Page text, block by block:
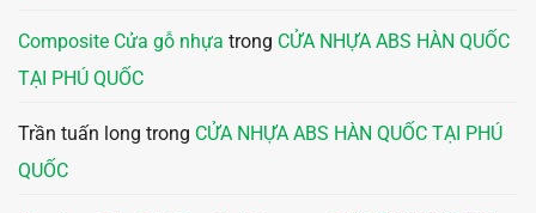
Composite Cửa gỗ nhựa trong CỬA NHỰA ABS HÀN QUỐC
TẠI PHÚ QUỐC
Trần tuấn long trong CỬA NHỰA ABS HÀN QUỐC TẠI PHÚ
QUỐC